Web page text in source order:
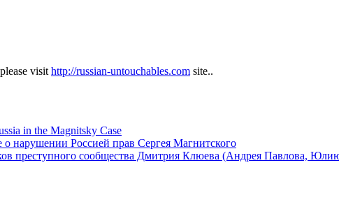
visit http://russian-untouchables.com site..
in the Magnitsky Case
нарушении Россией прав Сергея Магнитского
преступного сообщества Дмитрия Клюева (Андрея Павлова,